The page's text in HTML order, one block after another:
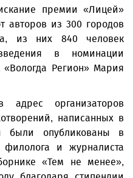
премии «Лицей»
авторов из 300 городов
из них 840 человек
в номинации
Регион» Мария
адрес организаторов
написанных в
были опубликованы в
и журналиста
«Тем не менее»,